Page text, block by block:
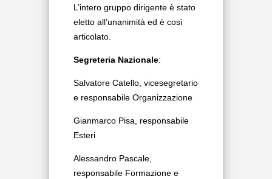
L’intero gruppo dirigente è stato
eletto all’unanimità ed è così
articolato.
Segreteria Nazionale:
Salvatore Catello, vicesegretario
e responsabile Organizzazione
Gianmarco Pisa, responsabile
Esteri
Alessandro Pascale,
responsabile Formazione e